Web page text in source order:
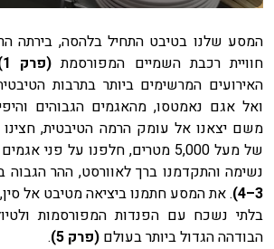
המסע שלנו בטיבט התחיל בלהסה, בירתה
חוויית רכבת השמיים המפורסמת (פרק 1)
האירועים המרשימים ביותר בתרבות
ואל אגם נאמטסו, מהאגמים הגבוהים
משם יצאנו אל עומק הרמה הטיבטית, חצינו
של מעל 5,000 מטרים, חלפנו על פני
נשימה והתקדמנו ברך לאוורסט, ההר הגבוה
3–4)
. את המסע חתמנו ביציאה מטיבט אל
בלתי נשכח עם הפנדות המפורסמות
הבודהה הגדול ביותר בעולם (פרק 5)
.